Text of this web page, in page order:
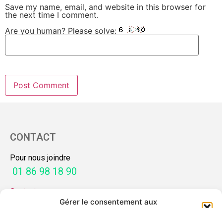
Gérer le consentement aux
Save my name, email, and website in this browser for
the next time I comment.
Are you human? Please solve:
CONTACT
Pour nous joindre
01 86 98 18 90
Contactez-nous